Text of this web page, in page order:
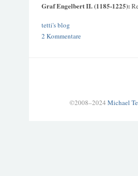
Graf Engelbert II. (1185-1225):
tetti's blog
2 Kommentare
©2008–2024 Michael